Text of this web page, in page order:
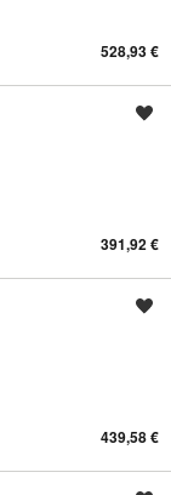
528,93 €
391,92 €
439,58 €